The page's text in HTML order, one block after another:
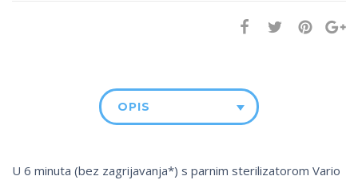
OPIS
U 6 minuta (bez zagrijavanja*) s parnim sterilizatorom Vario